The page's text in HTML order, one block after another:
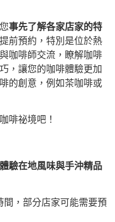
事先了解各家店家的特
前預約，特別是位於熱
咖啡師交流，瞭解咖啡
，讓您的咖啡體驗更加
的創意，例如茶咖啡或
啡祕境吧！
驗在地風味與手沖精品
，部分店家可能需要預